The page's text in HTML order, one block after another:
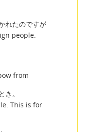
れたのですが
people.
from
。
This is for